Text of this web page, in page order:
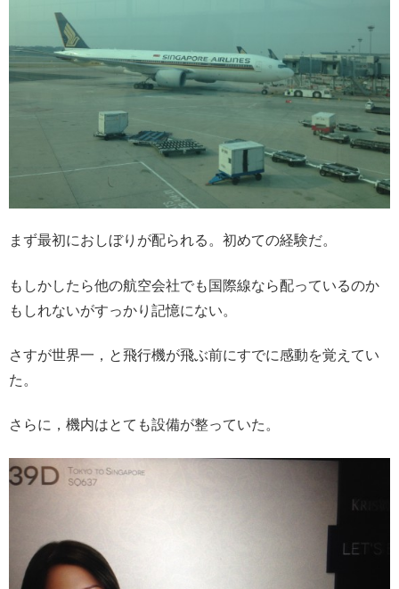
まず最初におしぼりが配られる。初めての経験だ。
もしかしたら他の航空会社でも国際線なら配っているのか
もしれないがすっかり記憶にない。
さすが世界一，と飛行機が飛ぶ前にすでに感動を覚えてい
た。
さらに，機内はとても設備が整っていた。